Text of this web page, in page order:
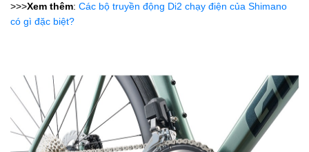
>>>Xem thêm: Các bộ truyền động Di2 chạy điện của Shimano
có gì đặc biệt?